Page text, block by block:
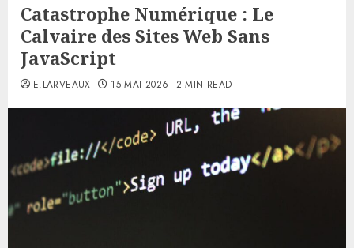
Catastrophe Numérique : Le
Calvaire des Sites Web Sans
JavaScript
E.LARVEAUX 15 MAI 2026 2 MIN READ